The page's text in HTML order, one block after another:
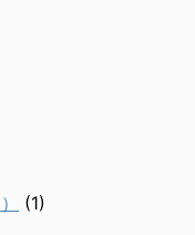
(1)